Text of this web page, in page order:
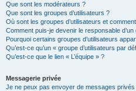
Que sont les modérateurs ?
Que sont les groupes d’utilisateurs ?
Où sont les groupes d’utilisateurs et
Comment puis-je devenir le responsable d’un
Pourquoi certains groupes d’utilisateurs
Qu’est-ce qu’un « groupe d’utilisateurs par
Qu’est-ce que le lien « L’équipe » ?
Messagerie privée
Je ne peux pas envoyer de messages privés